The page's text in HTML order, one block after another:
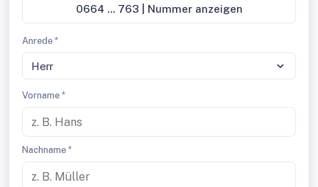
0664 ... 763 | Nummer anzeigen
Anrede *
Herr
Vorname *
Nachname *